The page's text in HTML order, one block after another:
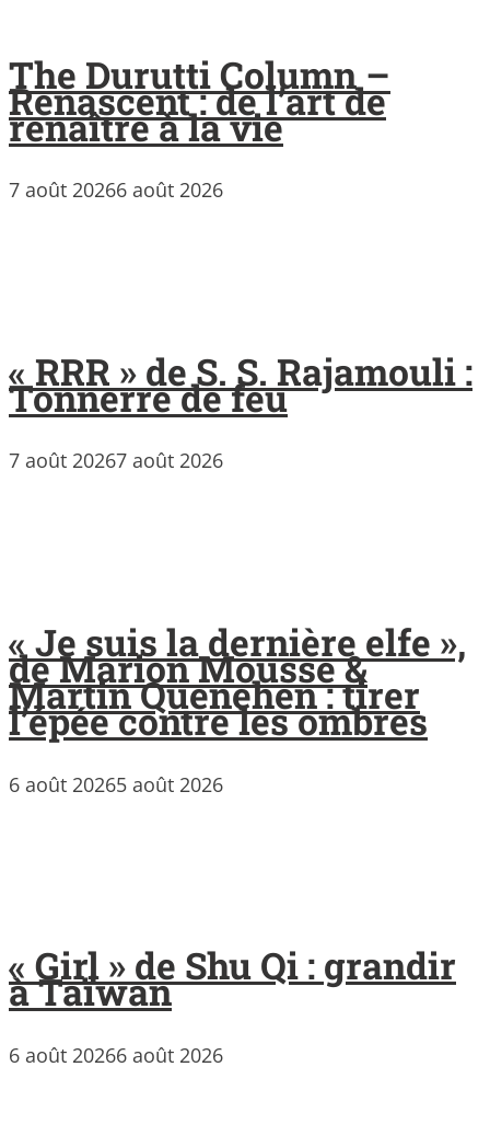
The Durutti Column –
Renascent : de l’art de
renaître à la vie
7 août 20266 août 2026
« RRR » de S. S. Rajamouli :
Tonnerre de feu
7 août 20267 août 2026
« Je suis la dernière elfe »,
de Marion Mousse &
Martin Quenehen : tirer
l’épée contre les ombres
6 août 20265 août 2026
« Girl » de Shu Qi : grandir
à Taïwan
6 août 20266 août 2026